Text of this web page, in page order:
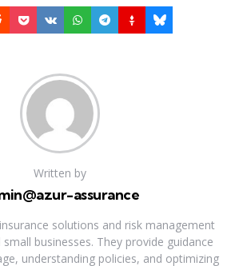
Written by
assurance
solutions and risk management
businesses. They provide guidance
understanding policies, and optimizing